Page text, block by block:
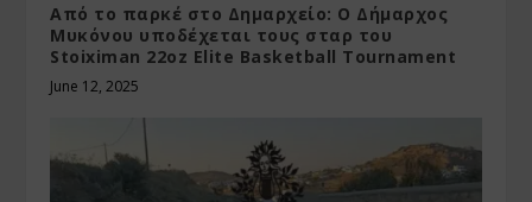
Από το παρκέ στο Δημαρχείο: Ο Δήμαρχος
Μυκόνου υποδέχεται τους σταρ του
Stoiximan 22oz Elite Basketball Tournament
June 12, 2025